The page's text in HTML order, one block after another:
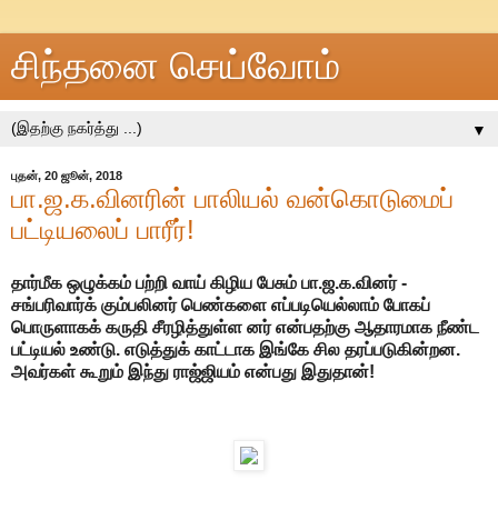
சிந்தனை செய்வோம்
▼
புதன், 20 ஜூன், 2018
பா.ஜ.க.வினரின் பாலியல் வன்கொடுமைப்
பட்டியலைப் பாரீர்!
தார்மீக ஒழுக்கம் பற்றி வாய் கிழிய பேசும் பா.ஜ.க.வினர் -
சங்பரிவார்க் கும்பலினர் பெண்களை எப்படியெல்லாம் போகப்
பொருளாகக் கருதி சீரழித்துள்ள னர் என்பதற்கு ஆதாரமாக நீண்ட
பட்டியல் உண்டு. எடுத்துக் காட்டாக இங்கே சில தரப்படுகின்றன.
அவர்கள் கூறும் இந்து ராஜ்ஜியம் என்பது இதுதான்!